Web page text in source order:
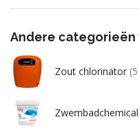
Andere categorieën
Zout chlorinator